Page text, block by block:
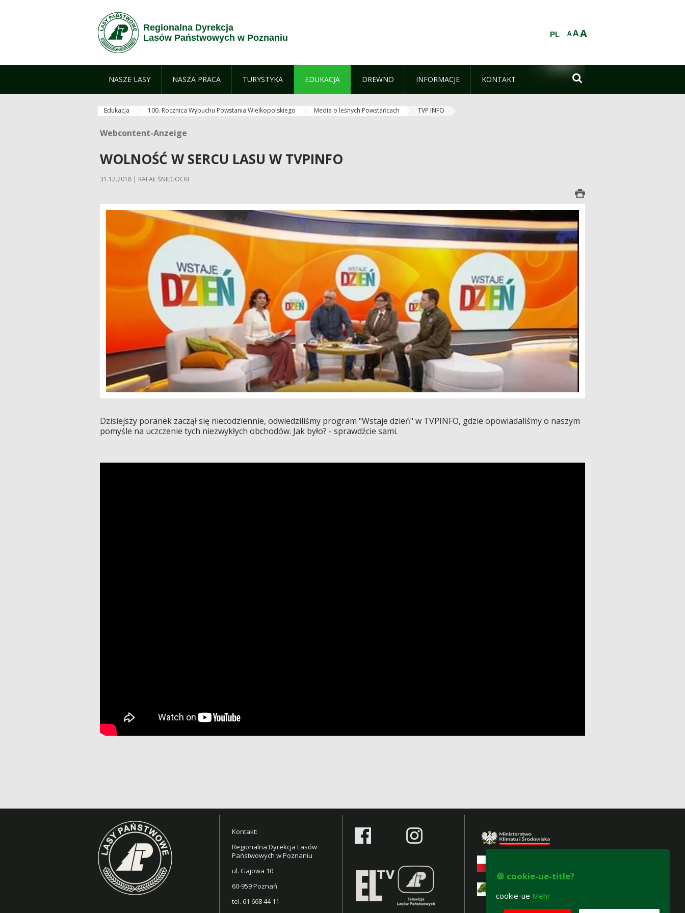
Regionalna Dyrekcja
Lasów Państwowych w Poznaniu
AAA
PL
NASZE LASY NASZA PRACA TURYSTYKA EDUKACJA DREWNO INFORMACJE KONTAKT 
Edukacja 100. Rocznica Wybuchu Powstania Wielkopolskiego Media o leśnych Powstańcach TVP INFO
Webcontent-Anzeige
Webcontent-Anzeige
WOLNOŚĆ W SERCU LASU W TVPINFO
31.12.2018 | RAFAŁ ŚNIEGOCKI
Dzisiejszy poranek zaczął się niecodziennie, odwiedziliśmy program "Wstaje dzień" w TVPINFO, gdzie opowiadaliśmy o naszym
pomyśle na uczczenie tych niezwykłych obchodów. Jak było? - sprawdźcie sami.
Kontakt:
Regionalna Dyrekcja Lasów
Państwowych w Poznaniu
ul. Gajowa 10
60-959 Poznań
tel. 61 668 44 11
🍪 cookie-ue-title?
cookie-ue Mehr